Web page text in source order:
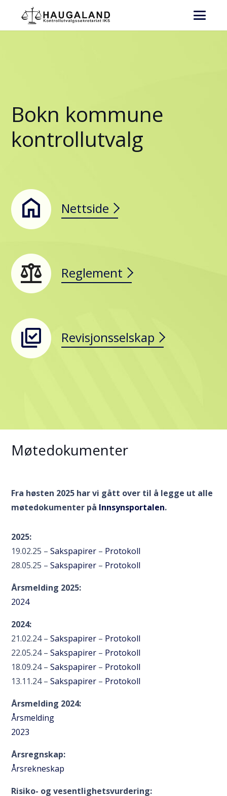
Bokn kommune
kontrollutvalg
Nettside
Reglement
Revisjonsselskap
Møtedokumenter
Fra høsten 2025 har vi gått over til å legge ut alle
møtedokumenter på Innsynsportalen.
2025:
19.02.25 –Sakspapirer – Protokoll
28.05.25 –Sakspapirer – Protokoll
Årsmelding 2025:
2024
2024:
21.02.24 –Sakspapirer – Protokoll
22.05.24 –Sakspapirer – Protokoll
18.09.24 –Sakspapirer – Protokoll
13.11.24 –Sakspapirer – Protokoll
Årsmelding 2024:
Årsmelding
2023
Årsregnskap:
Årsrekneskap
Risiko- og vesentlighetsvurdering: